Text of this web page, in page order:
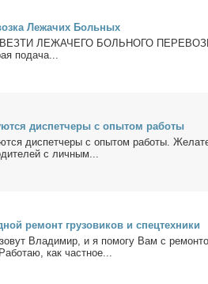
Ле­жа­чих Боль­ных
ЛЕЖАЧЕГО БОЛЬНОГО
по­да­ча...
дис­пет­че­ры с опы­том ра­бо­ты
дис­пет­че­ры с опы­том ра­бо­ты.
с лич­ным...
ре­монт гру­зо­ви­ков и спец­тех­ни­ки
Вла­ди­мир, и я по­мо­гу Вам с
как част­ное...